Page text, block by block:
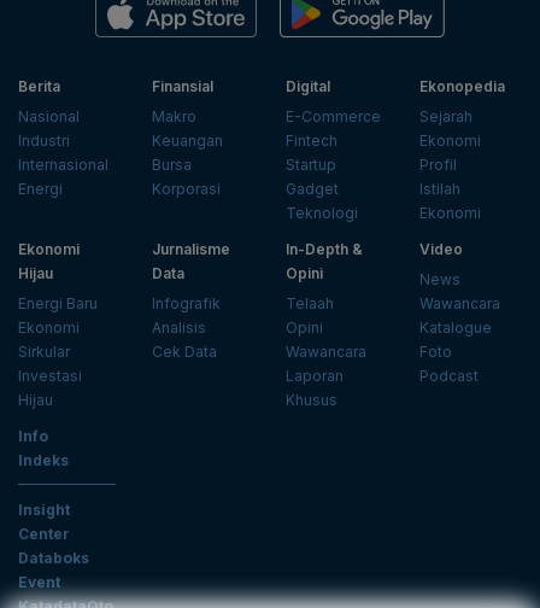
Berita
Nasional
Industri
Internasional
Energi
Finansial
Makro
Keuangan
Bursa
Korporasi
Digital
E-Commerce
Fintech
Startup
Gadget
Teknologi
Ekonopedia
Sejarah
Ekonomi
Profil
Istilah
Ekonomi
Ekonomi
Hijau
Energi Baru
Ekonomi
Sirkular
Investasi
Hijau
Jurnalisme
Data
Infografik
Analisis
Cek Data
In-Depth &
Opini
Telaah
Opini
Wawancara
Laporan
Khusus
Video
News
Wawancara
Katalogue
Foto
Podcast
Info
Indeks
Insight
Center
Databoks
Event